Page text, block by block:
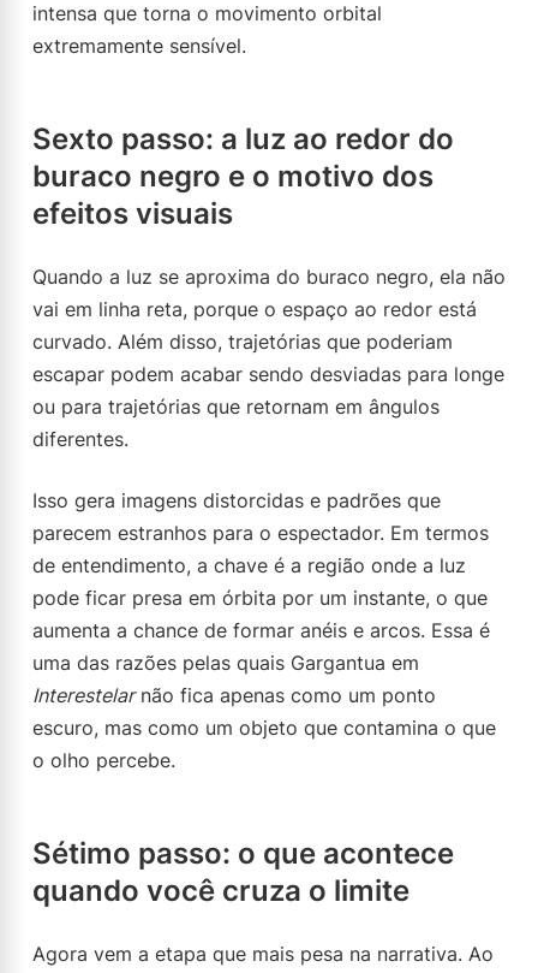
intensa que torna o movimento orbital
extremamente sensível.
Sexto passo: a luz ao redor do
buraco negro e o motivo dos
efeitos visuais
Quando a luz se aproxima do buraco negro, ela não
vai em linha reta, porque o espaço ao redor está
curvado. Além disso, trajetórias que poderiam
escapar podem acabar sendo desviadas para longe
ou para trajetórias que retornam em ângulos
diferentes.
Isso gera imagens distorcidas e padrões que
parecem estranhos para o espectador. Em termos
de entendimento, a chave é a região onde a luz
pode ficar presa em órbita por um instante, o que
aumenta a chance de formar anéis e arcos. Essa é
uma das razões pelas quais Gargantua em
Interestelarnão fica apenas como um ponto
escuro, mas como um objeto que contamina o que
o olho percebe.
Sétimo passo: o que acontece
quando você cruza o limite
Agora vem a etapa que mais pesa na narrativa. Ao